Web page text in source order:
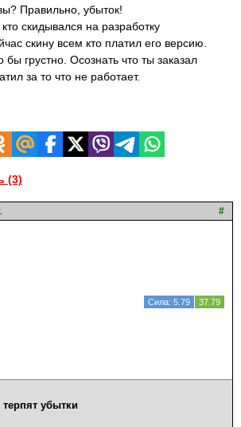
Правильно, убыток!
скидывался на разработку
скину всем кто платил его версию.
грустно. Осознать что ты заказал
за то что не работает.
(3)
#
Сила: 5.79 37.79
убытки